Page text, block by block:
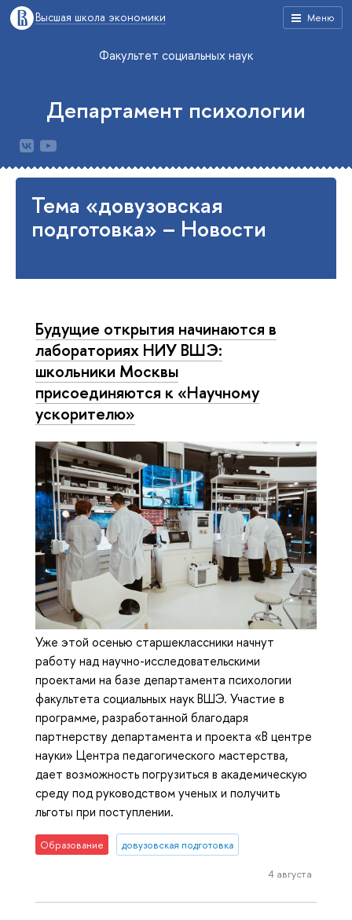
Меню
Высшая школа экономики
Факультет социальных наук
Департамент психологии
Тема «довузовская
подготовка» – Новости
Будущие открытия начинаются в
лабораториях НИУ ВШЭ:
школьники Москвы
присоединяются к «Научному
ускорителю»
Уже этой осенью старшеклассники начнут
работу над научно-исследовательскими
проектами на базе департамента психологии
факультета социальных наук ВШЭ. Участие в
программе, разработанной благодаря
партнерству департамента и проекта «В центре
науки» Центра педагогического мастерства,
дает возможность погрузиться в академическую
среду под руководством ученых и получить
льготы при поступлении.
Образование довузовская подготовка
4 августа